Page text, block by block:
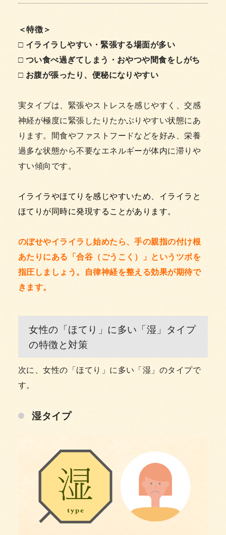
＜特徴＞
□ イライラしやすい・緊張する場面が多い
□ つい食べ過ぎてしまう・おやつや間食をしがち
□ お腹が張ったり、便秘になりやすい
実タイプは、緊張やストレスを感じやすく、交感
神経が極度に緊張したりたかぶりやすい状態にあ
ります。間食やファストフードなどを好み、栄養
過多な状態から不要なエネルギーが体内に滞りや
すい傾向です。
イライラやほてりを感じやすいため、イライラと
ほてりが同時に発現することがあります。
のぼせやイライラし始めたら、手の親指の付け根
あたりにある「合谷（ごうこく）」というツボを
指圧しましょう。自律神経を整える効果が期待で
きます。
女性の「ほてり」に多い「湿」タイプ
の特徴と対策
次に、女性の「ほてり」に多い「湿」のタイプで
す。
湿タイプ